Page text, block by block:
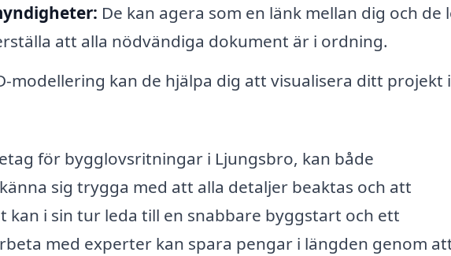
De kan agera som en länk mellan dig och de
att alla nödvändiga dokument är i ordning.
modellering kan de hjälpa dig att visualisera ditt projekt
för bygglovsritningar i Ljungsbro, kan både
sig trygga med att alla detaljer beaktas och att
kan i sin tur leda till en snabbare byggstart och ett
med experter kan spara pengar i längden genom